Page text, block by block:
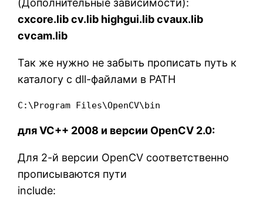
(Дополнительные зависимости):
cxcore.lib cv.lib highgui.lib cvaux.lib
cvcam.lib
Так же нужно не забыть прописать путь к
каталогу с dll-файлами в PATH
C:\Program Files\OpenCV\bin
для VC++ 2008 и версии OpenCV 2.0:
Для 2-й версии OpenCV соответственно
прописываются пути
include: